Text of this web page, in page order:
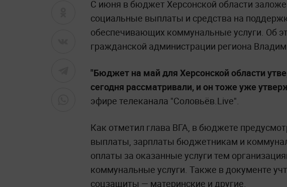
С июня в бюджет Херсонской области
социальные выплаты и средства на
обеспечивающих коммунальные услуги. Об
гражданской администрации региона
"Бюджет на май для Херсонской области
сегодня рассматривали, и он тоже уже
эфире телеканала "Соловьёв.Live".
Как отметил глава ВГА, в бюджете
выплаты, зарплаты бюджетникам и
оплаты за оказанные услуги тем
коммунальные услуги. Также в документе
соцзащиты — материнские и другие.